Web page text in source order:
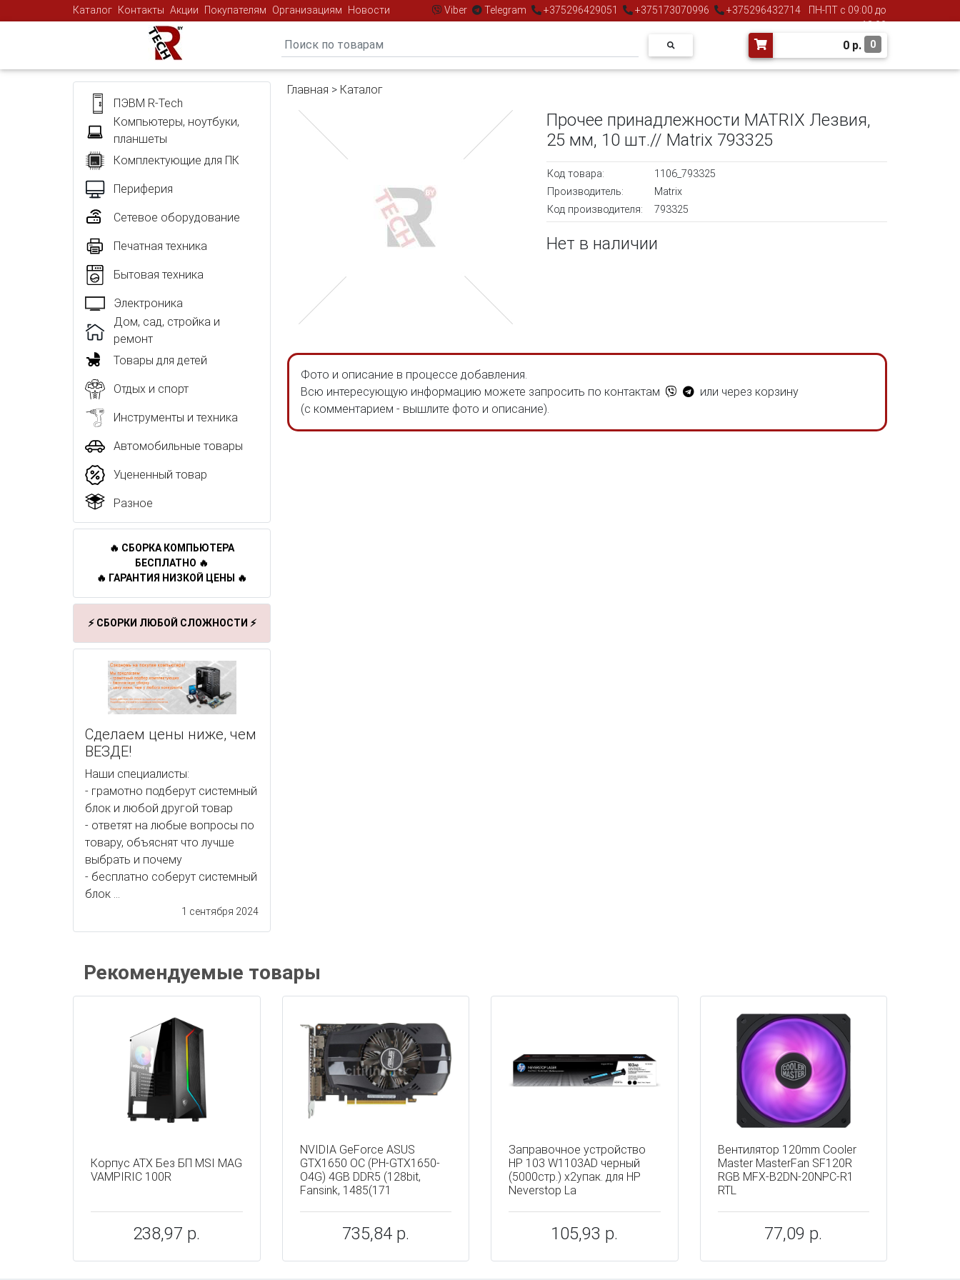
Каталог Контакты Акции Покупателям Организациям Новости Viber Telegram +375296429051 +375173070996 +375296432714
ПН-ПТ с 09:00 до
18:00
0 р. 0
ПЭВМ R-Tech
Компьютеры, ноутбуки,
планшеты
Комплектующие для ПК
Периферия
Сетевое оборудование
Печатная техника
Бытовая техника
Электроника
Дом, сад, стройка и
ремонт
Товары для детей
Отдых и спорт
Инструменты и техника
Автомобильные товары
Уцененный товар
Разное
🔥 СБОРКА КОМПЬЮТЕРА
БЕСПЛАТНО 🔥
🔥 ГАРАНТИЯ НИЗКОЙ ЦЕНЫ 🔥
⚡ СБОРКИ ЛЮБОЙ СЛОЖНОСТИ ⚡
Сделаем цены ниже, чем
ВЕЗДЕ!
Наши специалисты:
- грамотно подберут системный
блок и любой другой товар
- ответят на любые вопросы по
товару, объяснят что лучше
выбрать и почему
- бесплатно соберут системный
блок ...
1 сентября 2024
Главная > Каталог
Прочее принадлежности MATRIX Лезвия,
25 мм, 10 шт.// Matrix 793325
Код товара:
1106_793325
Производитель:
Matrix
Код производителя:
793325
Нет в наличии
Фото и описание в процессе добавления.
Всю интересующую информацию можете запросить по контактам
или через корзину
(с комментарием - вышлите фото и описание).
Рекомендуемые товары
Корпус ATX Без БП MSI MAG
VAMPIRIC 100R
238,97 р.
NVIDIA GeForce ASUS
GTX1650 OC (PH-GTX1650-
O4G) 4GB DDR5 (128bit,
Fansink, 1485(171
735,84 р.
Заправочное устройство
HP 103 W1103AD черный
(5000стр.) x2упак. для HP
Neverstop La
105,93 р.
Вентилятор 120mm Cooler
Master MasterFan SF120R
RGB MFX-B2DN-20NPC-R1
RTL
77,09 р.